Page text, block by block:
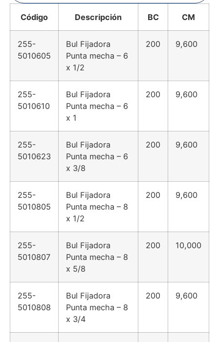
Código Descripción BC CM
255-
5010605
Bul Fijadora
Punta mecha – 6
x 1/2
200 9,600
255-
5010610
Bul Fijadora
Punta mecha – 6
x 1
200 9,600
255-
5010623
Bul Fijadora
Punta mecha – 6
x 3/8
200 9,600
255-
5010805
Bul Fijadora
Punta mecha – 8
x 1/2
200 9,600
255-
5010807
Bul Fijadora
Punta mecha – 8
x 5/8
200 10,000
255-
5010808
Bul Fijadora
Punta mecha – 8
x 3/4
200 9,600